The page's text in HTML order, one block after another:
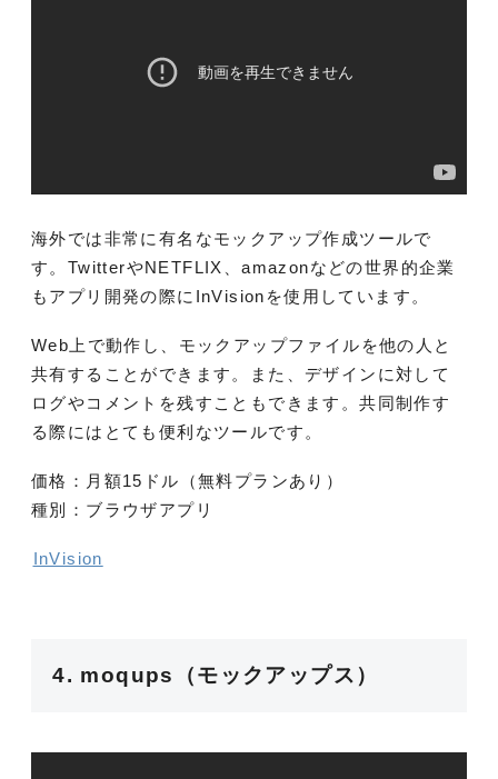
海外では非常に有名なモックアップ作成ツールで
す。TwitterやNETFLIX、amazonなどの世界的企業
もアプリ開発の際にInVisionを使用しています。
Web上で動作し、モックアップファイルを他の人と
共有することができます。また、デザインに対して
ログやコメントを残すこともできます。共同制作す
る際にはとても便利なツールです。
価格：月額15ドル（無料プランあり）
種別：ブラウザアプリ
InVision
4. moqups（モックアップス）